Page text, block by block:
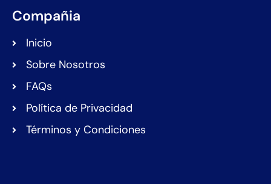
Compañia
Inicio
Sobre Nosotros
FAQs
Política de Privacidad
Términos y Condiciones